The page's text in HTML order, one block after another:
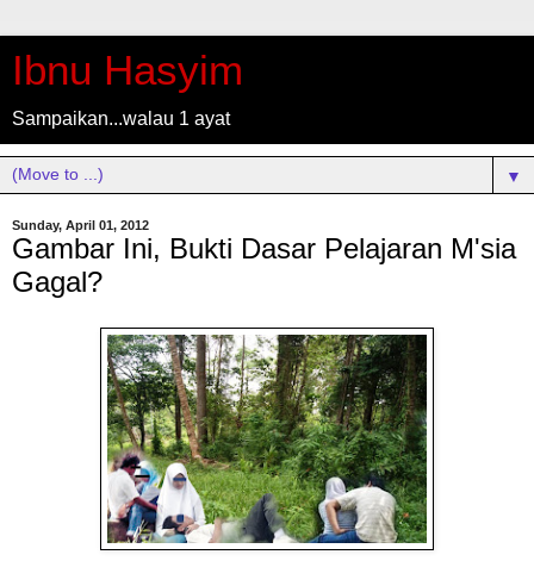
Ibnu Hasyim
Sampaikan...walau 1 ayat
▼
Sunday, April 01, 2012
Gambar Ini, Bukti Dasar Pelajaran M'sia
Gagal?